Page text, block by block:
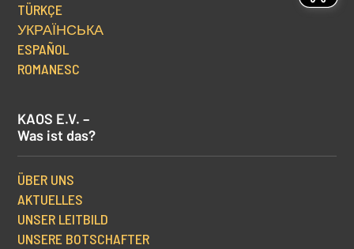
TÜRKÇE
УКРАЇНСЬКА
ESPAÑOL
ROMANESC
KAOS E.V. –
Was ist das?
ÜBER UNS
AKTUELLES
UNSER LEITBILD
UNSERE BOTSCHAFTER